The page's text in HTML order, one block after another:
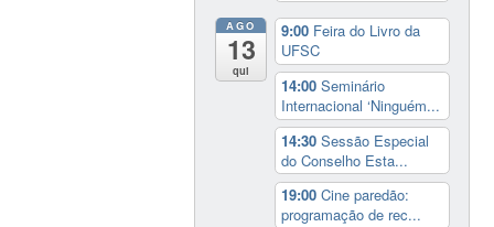
AGO
13
qui
9:00 Feira do Livro da
UFSC
14:00Seminário
Internacional ‘Ninguém...
14:30Sessão Especial
do Conselho Esta...
19:00Cine paredão:
programação de rec...